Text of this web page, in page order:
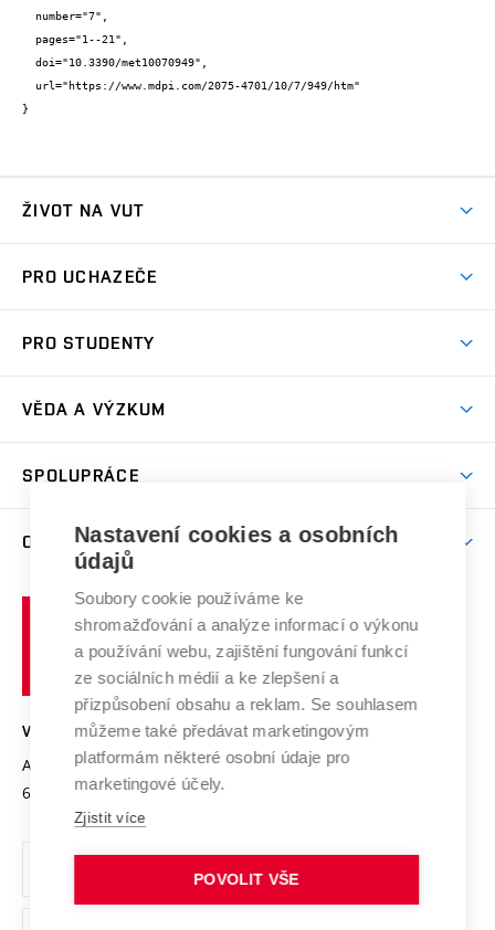
}
ŽIVOT NA VUT
Koleje
Sport na VUT
PRO UCHAZEČE
Dny otevřených dveří
Celoživotní vzdělávání
E-přihláška
PRO STUDENTY
Harmonogram akademického roku
Závěrečné práce
Doktorské studium
Zpracování osobních údajů studentů
Sociální bezpečí
Studium bez bariér
Podpora podnikání
VĚDA A VÝZKUM
Mezinárodní vědecká rada
Systém zajišťování kvality výzkumu
Výzkumné infrastruktury
Transfer znalostí
Open Science
Projekty
Projekty ze strukturálních fondů
Specifický výzkum
SPOLUPRÁCE
Firemní spolupráce
Zahraniční spolupráce
Spolupráce se školami
Mezinárodní dohody
Univerzitní sítě
O UNIVERZITĚ
Profil univerzity
Udržitelná univerzita
Podnikavá univerzita / ContriBUTe
Bezpečná univerzita
Vyznamenání
Organizační struktura
Ochrana osobních údajů
učení
technické
Brně
VYSOKÉ UČENÍ TECHNICKÉ V BRNĚ
Antonínská 548/1
602 00 Brno
www.vut.cz
vut@vutbr.cz
Nastavení cookies a osobních
údajů
Soubory cookie používáme ke
shromažďování a analýze informací o výkonu
a používání webu, zajištění fungování funkcí
ze sociálních médií a ke zlepšení a
přizpůsobení obsahu a reklam. Se souhlasem
můžeme také předávat marketingovým
platformám některé osobní údaje pro
marketingové účely.
Zjistit více
POVOLIT VŠE